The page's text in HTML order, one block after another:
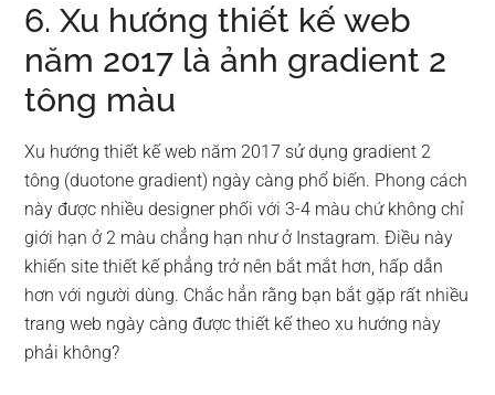
6. Xu hướng thiết kế web
năm 2017 là ảnh gradient 2
tông màu
Xu hướng thiết kế web năm 2017 sử dụng gradient 2
tông (duotone gradient) ngày càng phổ biến. Phong cách
này được nhiều designer phối với 3-4 màu chứ không chỉ
giới hạn ở 2 màu chẳng hạn như ở Instagram. Điều này
khiến site thiết kế phẳng trở nên bắt mắt hơn, hấp dẫn
hơn với người dùng. Chắc hẳn rằng bạn bắt gặp rất nhiều
trang web ngày càng được thiết kế theo xu hướng này
phải không?